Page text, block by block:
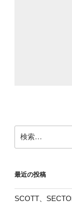
検
索:
最近の投稿
SCOTT、